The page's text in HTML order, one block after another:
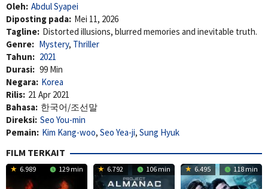
Oleh: Abdul Syapei
Diposting pada: Mei 11, 2026
Tagline: Distorted illusions, blurred memories and inevitable truth.
Genre: Mystery, Thriller
Tahun: 2021
Durasi: 99 Min
Negara: Korea
Rilis: 21 Apr 2021
Bahasa: 한국어/조선말
Direksi: Seo You-min
Pemain: Kim Kang-woo, Seo Yea-ji, Sung Hyuk
FILM TERKAIT
6.989 129 min 6.792 106 min 6.495 118 min